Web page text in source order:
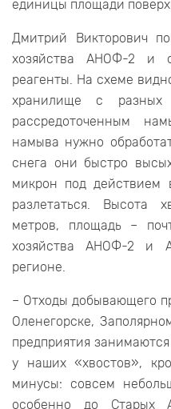
единицы площади
Дмитрий Викторович
хозяйства АНОФ-2 и
реагенты. На схеме
хранилище с разных
рассредоточенным
намыва нужно
снега они быстро
микрон под действием
разлетаться. Высота
метров, площадь –
хозяйства АНОФ-2 и
регионе.
– Отходы добывающего
Оленегорске,
предприятия
у наших «хвостов»,
минусы: совсем
особенно до Старых